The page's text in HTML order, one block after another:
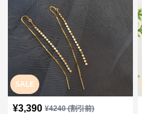
SALE
¥3,390 ¥4240(割引前)